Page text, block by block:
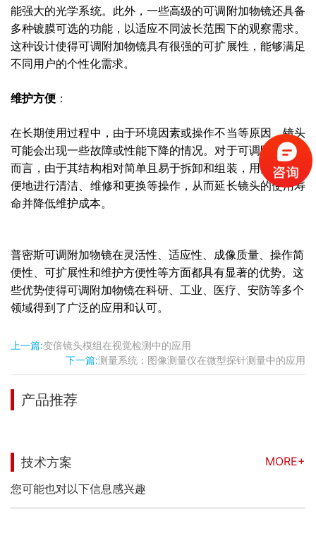
能强大的光学系统。此外，一些高级的可调附加物镜还具备
多种镀膜可选的功能，以适应不同波长范围下的观察需求。
这种设计使得可调附加物镜具有很强的可扩展性，能够满足
不同用户的个性化需求。
维护方便 ：
在长期使用过程中，由于环境因素或操作不当等原因，镜头
可能会出现一些故障或性能下降的情况。对于可调附加物镜
而言，由于其结构相对简单且易于拆卸和组装，用户可以方
便地进行清洁、维修和更换等操作，从而延长镜头的使用寿
命并降低维护成本。
普密斯可调附加物镜在灵活性、适应性、成像质量、操作简
便性、可扩展性和维护方便性等方面都具有显著的优势。这
些优势使得可调附加物镜在科研、工业、医疗、安防等多个
领域得到了广泛的应用和认可。
上一篇:变倍镜头模组在视觉检测中的应用
下一篇:测量系统：图像测量仪在微型探针测量中的应用
产品推荐
技术方案
MORE+
您可能也对以下信息感兴趣